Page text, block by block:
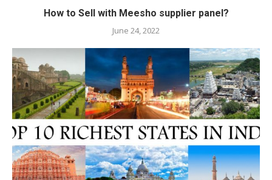
How to Sell with Meesho supplier panel?
June 24, 2022